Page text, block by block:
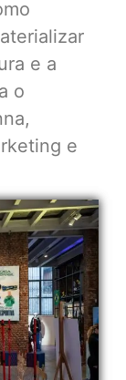
e a
o
e